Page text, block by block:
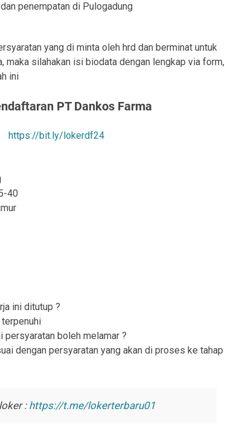
penempatan di Pulogadung
yang di minta oleh hrd dan berminat untuk
maka silahakan isi biodata dengan lengkap via form,
ini
PT Dankos Farma
https://bit.ly/lokerdf24
40
ini ditutup ?
persyaratan boleh melamar ?
dengan persyaratan yang akan di proses ke tahap
: https://t.me/lokerterbaru01